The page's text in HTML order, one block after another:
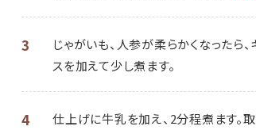
3
じゃがいも、人参が柔らかくなったら
スを加えて少し煮ます。
4
仕上げに牛乳を加え、2分程煮ます。